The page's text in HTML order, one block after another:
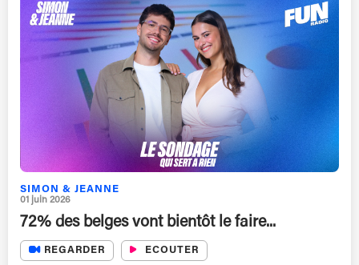
SIMON & JEANNE
01 juin 2026
72% des belges vont bientôt le faire...
REGARDER ECOUTER